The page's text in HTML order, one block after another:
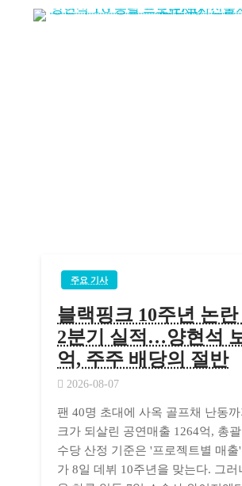
주요 기사
블랙핑크 10주년 논
2분기 실적…양현석
억, 주주 배당의 절반
2026-08-07
팬 40명 초대에 사옥 골프채 난동
크가 되살린 공연매출 1264억, 총
수당 산정 기준은 '프로젝트별 매출
가 8일 데뷔 10주년을 맞는다. 그러